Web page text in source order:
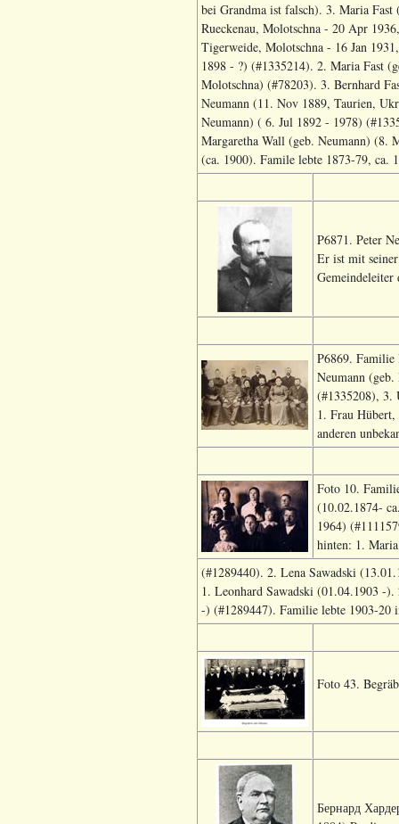
bei Grandma ist falsch). 3. Maria
Rueckenau, Molotschna - 20 Apr
Tigerweide, Molotschna - 16 Jan
1898 - ?) (#1335214). 2. Maria Fast
Molotschna) (#78203). 3. Bernhard
Neumann (11. Nov 1889, Taurien,
Neumann) ( 6. Jul 1892 - 1978)
Margaretha Wall (geb. Neumann) (8.
(ca. 1900). Famile lebte 1873-79, ca.
P6871. Peter
Er ist mit
P6869. Familie
Neumann
(#1335208), 3.
1. Frau
anderen
Foto 10.
(10.02.1874-
1964)
hinten: 1.
(#1289440). 2. Lena Sawadski
1. Leonhard Sawadski (01.04.1903 -
-) (#1289447). Familie lebte 1903-
Foto 43.
Бернард